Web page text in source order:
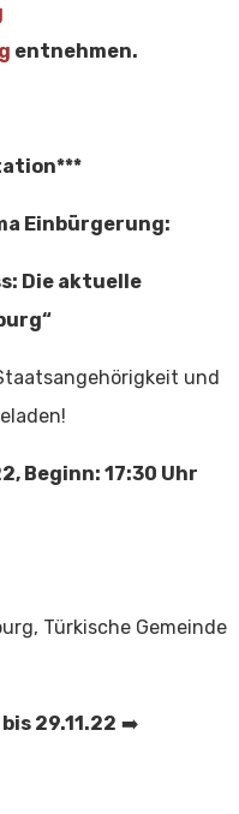
entnehmen.
Einbürgerung:
Die aktuelle
und
Beginn: 17:30 Uhr
Türkische Gemeinde
29.11.22 ➡️